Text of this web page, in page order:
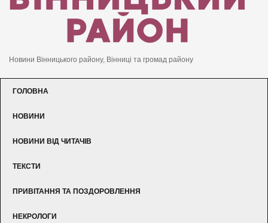
Новини Вінницького району, Вінниці та громад району
ГОЛОВНА
НОВИНИ
НОВИНИ ВІД ЧИТАЧІВ
ТЕКСТИ
ПРИВІТАННЯ ТА ПОЗДОРОВЛЕННЯ
НЕКРОЛОГИ